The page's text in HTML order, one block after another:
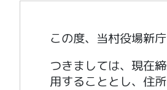
この度、当村役場新
つきましては、現在
用することとし、住